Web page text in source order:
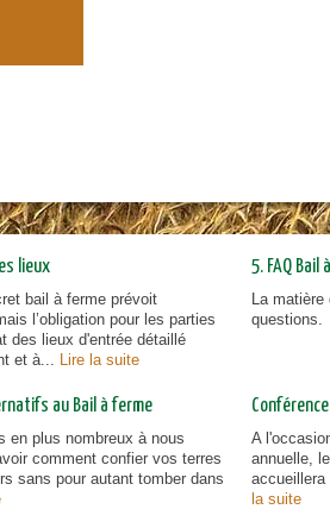
lieux
bail à ferme prévoit
l’obligation pour les parties
des lieux d'entrée détaillé
et à... Lire la suite
5. FAQ Bail
La
questions.
au Bail à ferme
en plus nombreux à nous
comment confier vos terres
sans pour autant tomber dans
A
annuelle, le
accueillera
la suite